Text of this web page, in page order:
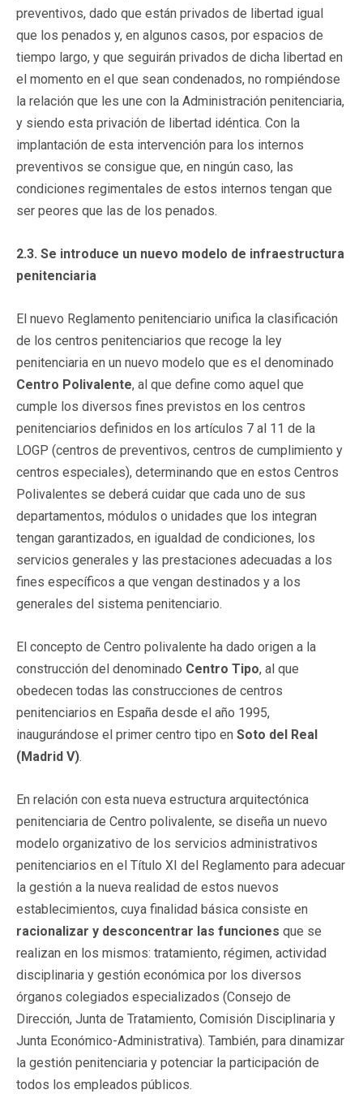
preventivos, dado que están privados de libertad igual
que los penados y, en algunos casos, por espacios de
tiempo largo, y que seguirán privados de dicha libertad en
el momento en el que sean condenados, no rompiéndose
la relación que les une con la Administración penitenciaria,
y siendo esta privación de libertad idéntica. Con la
implantación de esta intervención para los internos
preventivos se consigue que, en ningún caso, las
condiciones regimentales de estos internos tengan que
ser peores que las de los penados.
2.3. Se introduce un nuevo modelo de infraestructura
penitenciaria
El nuevo Reglamento penitenciario unifica la clasificación
de los centros penitenciarios que recoge la ley
penitenciaria en un nuevo modelo que es el denominado
Centro Polivalente, al que define como aquel que
cumple los diversos fines previstos en los centros
penitenciarios definidos en los artículos 7 al 11 de la
LOGP (centros de preventivos, centros de cumplimiento y
centros especiales), determinando que en estos Centros
Polivalentes se deberá cuidar que cada uno de sus
departamentos, módulos o unidades que los integran
tengan garantizados, en igualdad de condiciones, los
servicios generales y las prestaciones adecuadas a los
fines específicos a que vengan destinados y a los
generales del sistema penitenciario.
El concepto de Centro polivalente ha dado origen a la
construcción del denominado Centro Tipo, al que
obedecen todas las construcciones de centros
penitenciarios en España desde el año 1995,
inaugurándose el primer centro tipo en Soto del Real
(Madrid V).
En relación con esta nueva estructura arquitectónica
penitenciaria de Centro polivalente, se diseña un nuevo
modelo organizativo de los servicios administrativos
penitenciarios en el Título XI del Reglamento para adecuar
la gestión a la nueva realidad de estos nuevos
establecimientos, cuya finalidad básica consiste en
racionalizar y desconcentrar las funciones que se
realizan en los mismos: tratamiento, régimen, actividad
disciplinaria y gestión económica por los diversos
órganos colegiados especializados (Consejo de
Dirección, Junta de Tratamiento, Comisión Disciplinaria y
Junta Económico-Administrativa). También, para dinamizar
la gestión penitenciaria y potenciar la participación de
todos los empleados públicos.